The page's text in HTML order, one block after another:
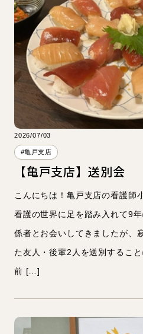
2026/07/03
#亀戸支店
【亀戸支店】送別会
こんにちは！亀戸支店の看護師
看護の世界に足を踏み入れて9
係者とお会いしてきましたが、
た友人・後輩2人を送別するこ
前 […]